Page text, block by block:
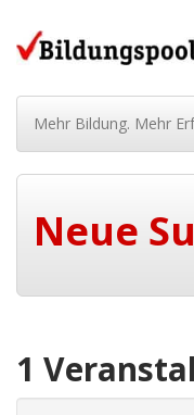
Mehr Bildung. Mehr
Neue
1